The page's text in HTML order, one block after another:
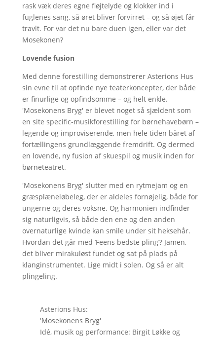
rask væk deres egne fløjtelyde og klokker ind i
fuglenes sang, så øret bliver forvirret – og så øjet får
travlt. For var det nu bare duen igen, eller var det
Mosekonen?
Lovende fusion
Med denne forestilling demonstrerer Asterions Hus
sin evne til at opfinde nye teaterkoncepter, der både
er finurlige og opfindsomme – og helt enkle.
'Mosekonens Bryg' er blevet noget så sjældent som
en site specific-musikforestilling for børnehavebørn –
legende og improviserende, men hele tiden båret af
fortællingens grundlæggende fremdrift. Og dermed
en lovende, ny fusion af skuespil og musik inden for
børneteatret.
'Mosekonens Bryg' slutter med en rytmejam og en
græsplæneløbeleg, der er aldeles fornøjelig, både for
ungerne og deres voksne. Og harmonien indfinder
sig naturligvis, så både den ene og den anden
overnaturlige kvinde kan smile under sit heksehår.
Hvordan det går med ’Feens bedste pling’? Jamen,
det bliver mirakuløst fundet og sat på plads på
klanginstrumentet. Lige midt i solen. Og så er alt
plingeling.
Asterions Hus:
'Mosekonens Bryg'
Idé, musik og performance: Birgit Løkke og